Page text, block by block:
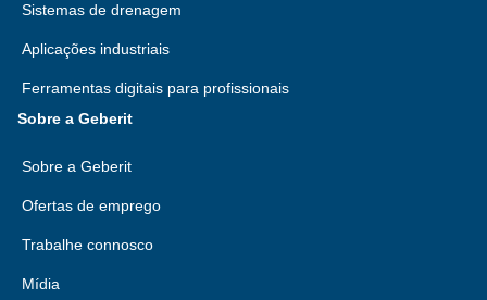
Sistemas de drenagem
Aplicações industriais
Ferramentas digitais para profissionais
Sobre a Geberit
Sobre a Geberit
Ofertas de emprego
Trabalhe connosco
Mídia